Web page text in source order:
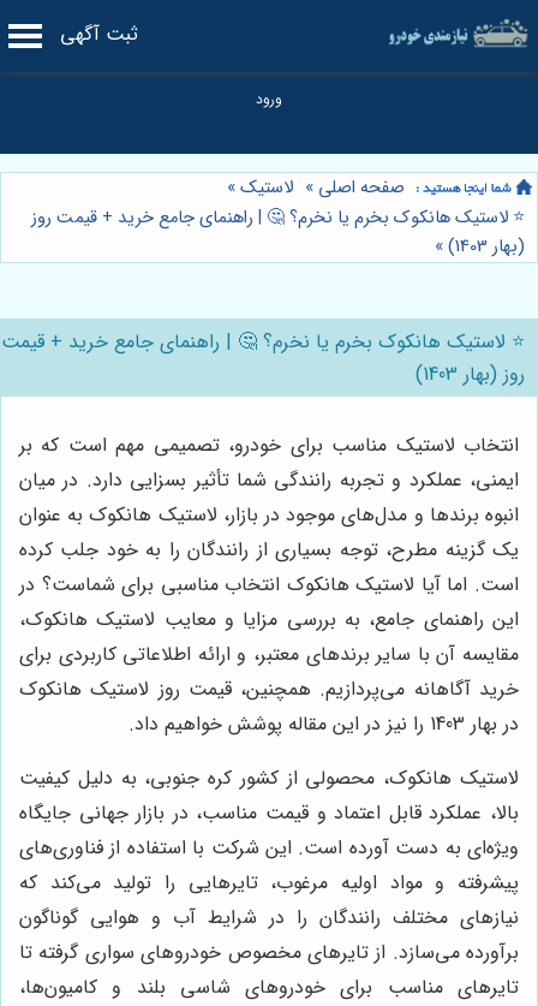
ثبت آگهی
صفحه اصلی » لاستیک»
⭐️ لاستیک هانکوک بخرم یا نخرم؟ 🤔 | راهنمای جامع خرید + قیمت روز
(بهار 1403)
»
⭐️ لاستیک هانکوک بخرم یا نخرم؟ 🤔 | راهنمای جامع خرید + قیمت
روز (بهار 1403)
انتخاب لاستیک مناسب برای خودرو، تصمیمی مهم است که بر
ایمنی، عملکرد و تجربه رانندگی شما تأثیر بسزایی دارد. در میان
انبوه برندها و مدل‌های موجود در بازار، لاستیک هانکوک به عنوان
یک گزینه مطرح، توجه بسیاری از رانندگان را به خود جلب کرده
است. اما آیا لاستیک هانکوک انتخاب مناسبی برای شماست؟ در
این راهنمای جامع، به بررسی مزایا و معایب لاستیک هانکوک،
مقایسه آن با سایر برندهای معتبر، و ارائه اطلاعاتی کاربردی برای
خرید آگاهانه می‌پردازیم. همچنین، قیمت روز لاستیک هانکوک
در بهار 1403 را نیز در این مقاله پوشش خواهیم داد.
لاستیک هانکوک، محصولی از کشور کره جنوبی، به دلیل کیفیت
بالا، عملکرد قابل اعتماد و قیمت مناسب، در بازار جهانی جایگاه
ویژه‌ای به دست آورده است. این شرکت با استفاده از فناوری‌های
پیشرفته و مواد اولیه مرغوب، تایرهایی را تولید می‌کند که
نیازهای مختلف رانندگان را در شرایط آب و هوایی گوناگون
برآورده می‌سازد. از تایرهای مخصوص خودروهای سواری گرفته تا
تایرهای مناسب برای خودروهای شاسی بلند و کامیون‌ها،